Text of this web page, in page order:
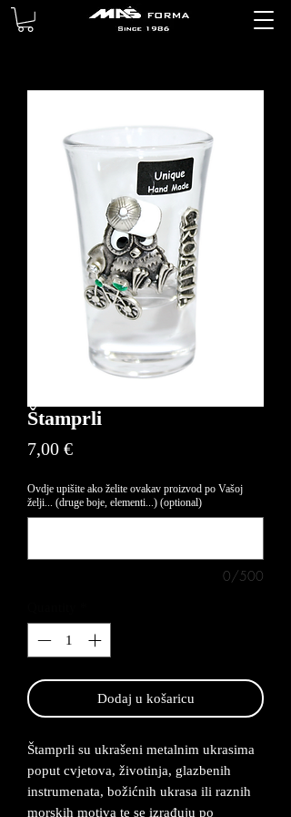
Štamprli
7,00 €Price
Ovdje upišite ako želite ovakav proizvod po Vašoj
želji... (druge boje, elementi...) (optional)
0/500
Dodaj u košaricu
Štamprli su ukrašeni metalnim ukrasima
poput cvjetova, životinja, glazbenih
instrumenata, božićnih ukrasa ili raznih
morskih motiva te se izrađuju po